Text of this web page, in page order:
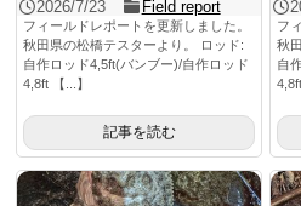
2026/7/23 Field report
フィールドレポートを更新しました。
秋田県の松橋テスターより。 ロッド:
自作ロッド4,5ft(バンブー)/自作ロッド
4,8ft 【...】
記事を読む
フ
秋
自